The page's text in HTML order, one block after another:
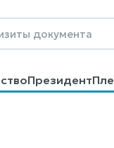
Президент
КонтактыПомощь